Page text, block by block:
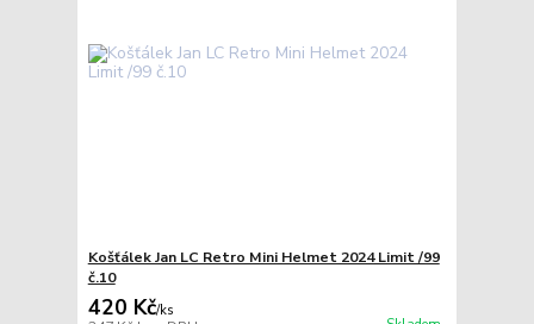
Košťálek Jan LC Retro Mini Helmet 2024 Limit /99
č.10
420 Kč/ks